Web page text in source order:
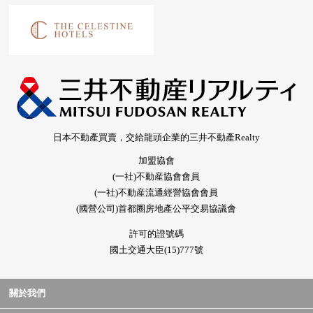
日本不動產買賣，交給龍頭企業的三井不動產Realty
加盟協會
(一社)不動産協會會員
(一社)不動産流通經營協會會員
(國營公司)首都圈房地產公平交易協議會
許可的證號碼
國土交通大臣(15)777號
關於我們